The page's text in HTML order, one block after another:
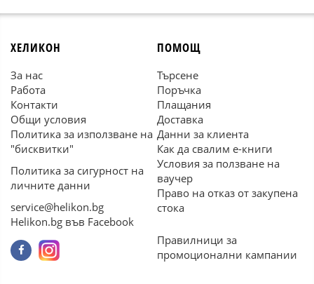
ХЕЛИКОН
За нас
Работа
Контакти
Общи условия
Политика за използване на
"бисквитки"
Политика за сигурност на
личните данни
service@helikon.bg
Helikon.bg във Facebook
ПОМОЩ
Търсене
Поръчка
Плащания
Доставка
Данни за клиента
Как да свалим е-книги
Условия за ползване на
ваучер
Право на отказ от закупена
стока
Правилници за
промоционални кампании